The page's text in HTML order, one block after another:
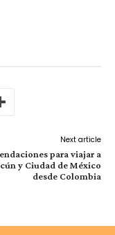
Next article
para viajar a
y Ciudad de México
desde Colombia